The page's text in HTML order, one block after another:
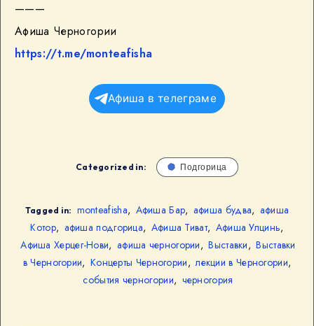
———
Афиша Черногории
https://t.me/monteafisha
Афиша в телеграме
Categorized in: Подгорица
Tagged in: monteafisha, Афиша Бар, афиша будва, афиша
Котор, афиша подгорица, Афиша Тиват, Афиша Улцинь,
Афиша Херцег-Нови, афиша черногории, Выставки, Выставки
в Черногории, Концерты Черногории, лекции в Черногории,
события черногории, черногория